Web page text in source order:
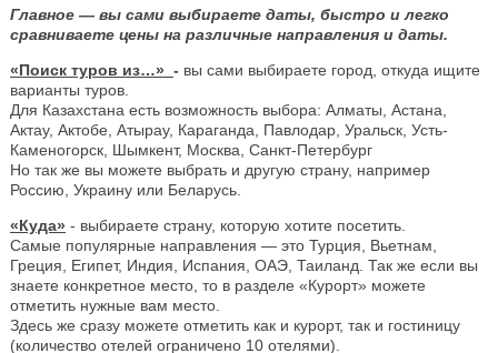
Главное — вы сами выбираете даты, быстро и легко
сравниваете цены на различные направления и даты.
«Поиск туров из…» - вы сами выбираете город, откуда ищите
варианты туров.
Для Казахстана есть возможность выбора: Алматы, Астана,
Актау, Актобе, Атырау, Караганда, Павлодар, Уральск, Усть-
Каменогорск, Шымкент, Москва, Санкт-Петербург
Но так же вы можете выбрать и другую страну, например
Россию, Украину или Беларусь.
«Куда» - выбираете страну, которую хотите посетить.
Самые популярные направления — это Турция, Вьетнам,
Греция, Египет, Индия, Испания, ОАЭ, Таиланд. Так же если вы
знаете конкретное место, то в разделе «Курорт» можете
отметить нужные вам место.
Здесь же сразу можете отметить как и курорт, так и гостиницу
(количество отелей ограничено 10 отелями).